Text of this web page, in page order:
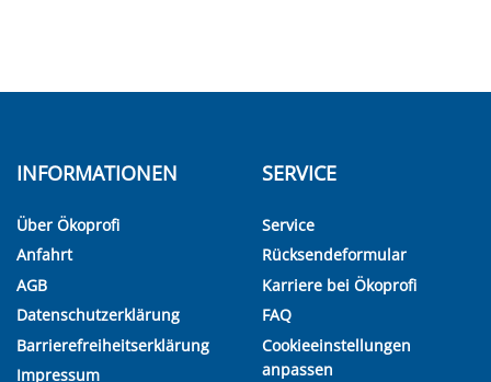
INFORMATIONEN
Über Ökoprofi
Anfahrt
AGB
Datenschutzerklärung
Barrierefreiheitserklärung
Impressum
SERVICE
Service
Rücksendeformular
Karriere bei Ökoprofi
FAQ
Cookieeinstellungen
anpassen